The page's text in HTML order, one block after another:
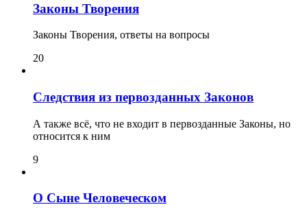
Законы Творения
Законы Творения, ответы на вопросы
20
Следствия из первозданных Законов
А также всё, что не входит в первозданные Законы, но
относится к ним
9
О Сыне Человеческом